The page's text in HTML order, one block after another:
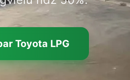
Toyota LPG